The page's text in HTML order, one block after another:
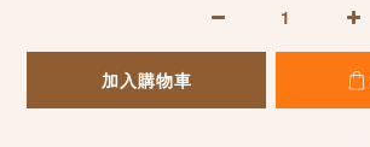
加入購物車